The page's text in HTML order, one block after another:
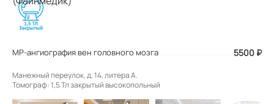
МР-ангиография вен головного мозга 5500 ₽
Манежный переулок, д. 14, литера А.
Томограф: 1,5 Тл закрытый высокопольный